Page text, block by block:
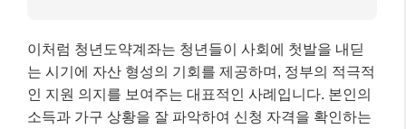
이처럼 청년도약계좌는 청년들이 사회에 첫발을 내딛
는 시기에 자산 형성의 기회를 제공하며, 정부의 적극적
인 지원 의지를 보여주는 대표적인 사례입니다. 본인의
소득과 가구 상황을 잘 파악하여 신청 자격을 확인하는